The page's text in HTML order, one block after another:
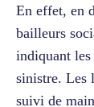
En effet, en
bailleurs
indiquant les
sinistre. Les
suivi de